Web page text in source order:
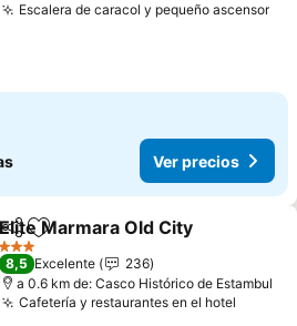
Escalera de caracol y pequeño ascensor
Ver precios
CompartirAgregar a favoritos
Elite Marmara Old City
3 Estrellas
8,5 Excelente
236
a 0.6 km de: Casco Histórico de Estambul
Cafetería y restaurantes en el hotel